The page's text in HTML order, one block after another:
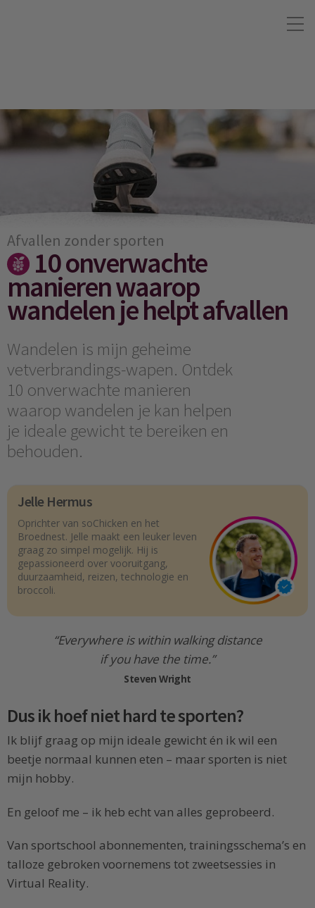
Afvallen zonder sporten
10 onverwachte
manieren waarop
wandelen je helpt afvallen
Wandelen is mijn geheime
vetverbrandings-wapen. Ontdek
10 onverwachte manieren
waarop wandelen je kan helpen
je ideale gewicht te bereiken en
behouden.
Jelle Hermus
Oprichter van soChicken en het
Broednest. Jelle maakt een leuker leven
graag zo simpel mogelijk. Hij is
gepassioneerd over vooruitgang,
duurzaamheid, reizen, technologie en
broccoli.
“Everywhere is within walking distance
if you have the time.”
Steven Wright
Dus ik hoef niet hard te sporten?
Ik blijf graag op mijn ideale gewicht én ik wil een
beetje normaal kunnen eten – maar sporten is niet
mijn hobby.
En geloof me – ik heb echt van alles geprobeerd.
Van sportschool abonnementen, trainingsschema’s en
talloze gebroken voornemens tot zweetsessies in
Virtual Reality.